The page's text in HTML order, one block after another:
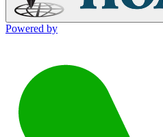
Powered by